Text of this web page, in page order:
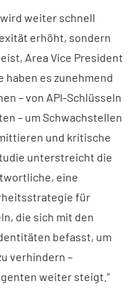
weiter schnell
erhöht, sondern
Area Vice President
haben es zunehmend
– von API-Schlüsseln
– um Schwachstellen
und kritische
unterstreicht die
eine
für
die sich mit den
befasst, um
verhindern –
weiter steigt.“